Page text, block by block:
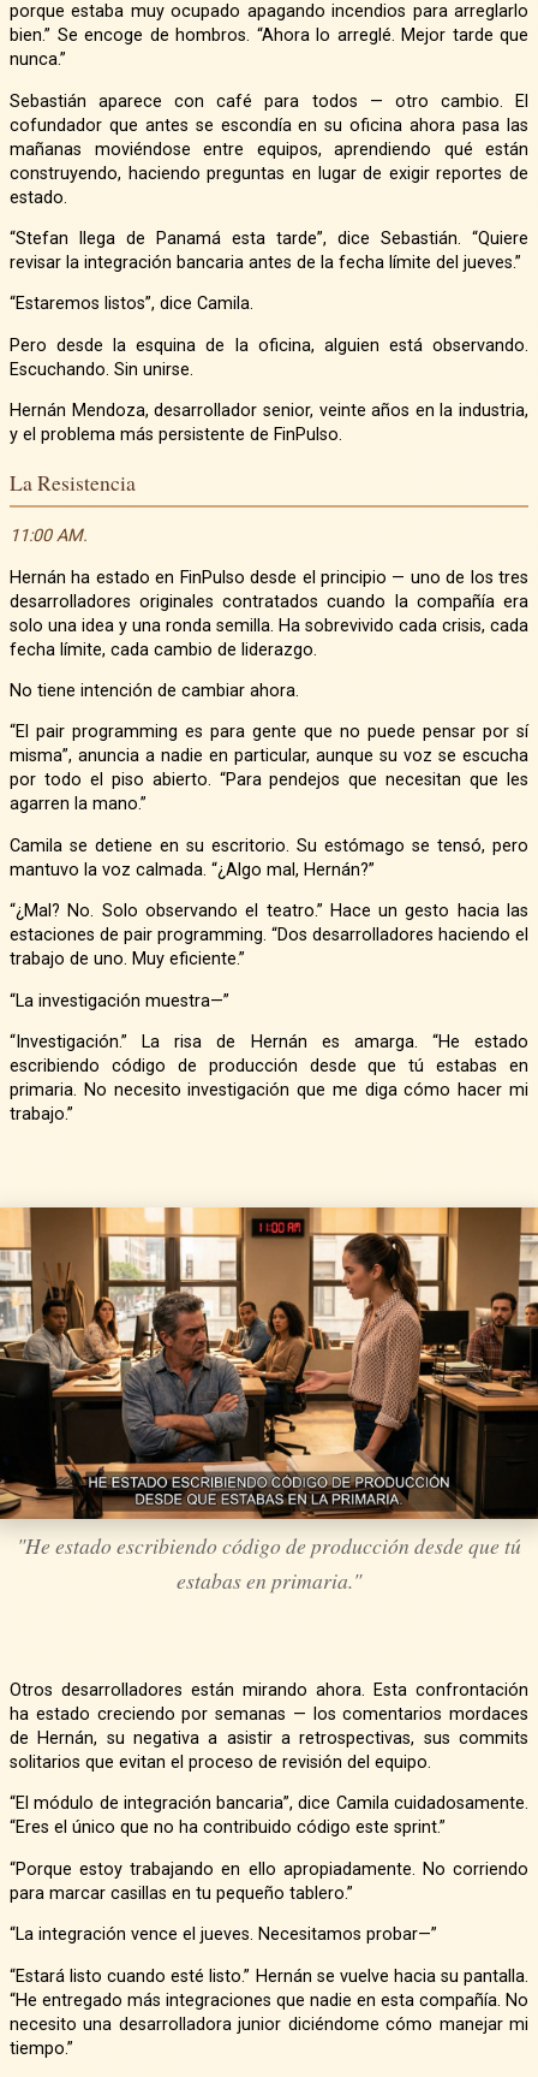
porque estaba muy ocupado apagando incendios para arreglarlo
bien.” Se encoge de hombros. “Ahora lo arreglé. Mejor tarde que
nunca.”
Sebastián aparece con café para todos — otro cambio. El
cofundador que antes se escondía en su oficina ahora pasa las
mañanas moviéndose entre equipos, aprendiendo qué están
construyendo, haciendo preguntas en lugar de exigir reportes de
estado.
“Stefan llega de Panamá esta tarde”, dice Sebastián. “Quiere
revisar la integración bancaria antes de la fecha límite del jueves.”
“Estaremos listos”, dice Camila.
Pero desde la esquina de la oficina, alguien está observando.
Escuchando. Sin unirse.
Hernán Mendoza, desarrollador senior, veinte años en la industria,
y el problema más persistente de FinPulso.
La Resistencia
11:00 AM.
Hernán ha estado en FinPulso desde el principio — uno de los tres
desarrolladores originales contratados cuando la compañía era
solo una idea y una ronda semilla. Ha sobrevivido cada crisis, cada
fecha límite, cada cambio de liderazgo.
No tiene intención de cambiar ahora.
“El pair programming es para gente que no puede pensar por sí
misma”, anuncia a nadie en particular, aunque su voz se escucha
por todo el piso abierto. “Para pendejos que necesitan que les
agarren la mano.”
Camila se detiene en su escritorio. Su estómago se tensó, pero
mantuvo la voz calmada. “¿Algo mal, Hernán?”
“¿Mal? No. Solo observando el teatro.” Hace un gesto hacia las
estaciones de pair programming. “Dos desarrolladores haciendo el
trabajo de uno. Muy eficiente.”
“La investigación muestra—”
“Investigación.” La risa de Hernán es amarga. “He estado
escribiendo código de producción desde que tú estabas en
primaria. No necesito investigación que me diga cómo hacer mi
trabajo.”
"He estado escribiendo código de producción desde que tú
estabas en primaria."
Otros desarrolladores están mirando ahora. Esta confrontación
ha estado creciendo por semanas — los comentarios mordaces
de Hernán, su negativa a asistir a retrospectivas, sus commits
solitarios que evitan el proceso de revisión del equipo.
“El módulo de integración bancaria”, dice Camila cuidadosamente.
“Eres el único que no ha contribuido código este sprint.”
“Porque estoy trabajando en ello apropiadamente. No corriendo
para marcar casillas en tu pequeño tablero.”
“La integración vence el jueves. Necesitamos probar—”
“Estará listo cuando esté listo.” Hernán se vuelve hacia su pantalla.
“He entregado más integraciones que nadie en esta compañía. No
necesito una desarrolladora junior diciéndome cómo manejar mi
tiempo.”